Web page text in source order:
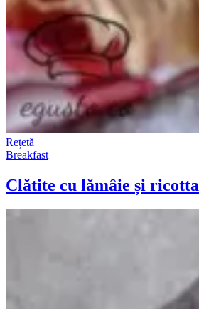
Rețetă
Breakfast
Clătite cu lămâie și ricotta